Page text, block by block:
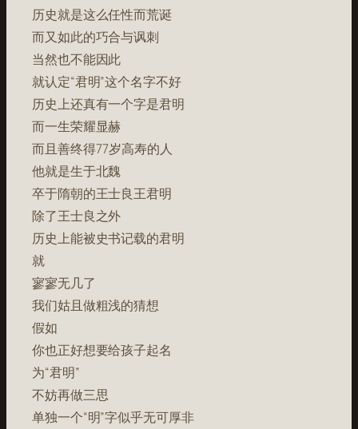
历史就是这么任性而荒诞
而又如此的巧合与讽刺
当然也不能因此
就认定“君明”这个名字不好
历史上还真有一个字是君明
而一生荣耀显赫
而且善终得77岁高寿的人
他就是生于北魏
卒于隋朝的王士良王君明
除了王士良之外
历史上能被史书记载的君明
就
寥寥无几了
我们姑且做粗浅的猜想
假如
你也正好想要给孩子起名
为“君明”
不妨再做三思
单独一个“明”字似乎无可厚非